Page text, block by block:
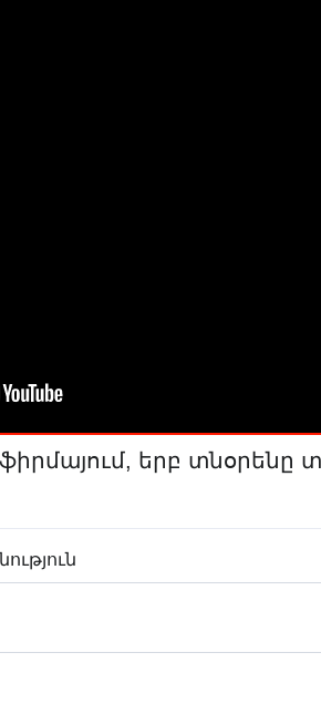
երբ տնօրենը